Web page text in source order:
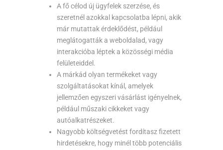
A fő célod új ügyfelek szerzése, és
szeretnél azokkal kapcsolatba lépni, akik
már mutattak érdeklődést, például
meglátogatták a weboldalad, vagy
interakcióba léptek a közösségi média
felületeiddel.
A márkád olyan termékeket vagy
szolgáltatásokat kínál, amelyek
jellemzően egyszeri vásárlást igényelnek,
például műszaki cikkeket vagy
autóalkatrészeket.
Nagyobb költségvetést fordítasz fizetett
hirdetésekre, hogy minél több potenciális